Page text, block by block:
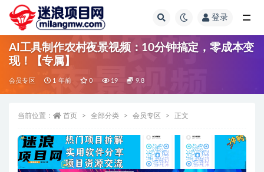
登录
AI工具制作农村夜景视频：10分钟搞定，零成本变
现！【专属】
会员专区 1 年前 0 19 9.8
当前位置： 首页 全部分类 会员专区 正文
全部